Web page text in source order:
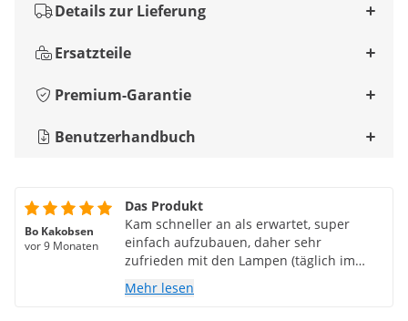
Details zur Lieferung
Ersatzteile
Premium-Garantie
Benutzerhandbuch
Bo Kakobsen
vor 9 Monaten
Das Produkt
Kam schneller an als erwartet, super
einfach aufzubauen, daher sehr
zufrieden mit den Lampen (täglich im
Einsatz)
Mehr lesen